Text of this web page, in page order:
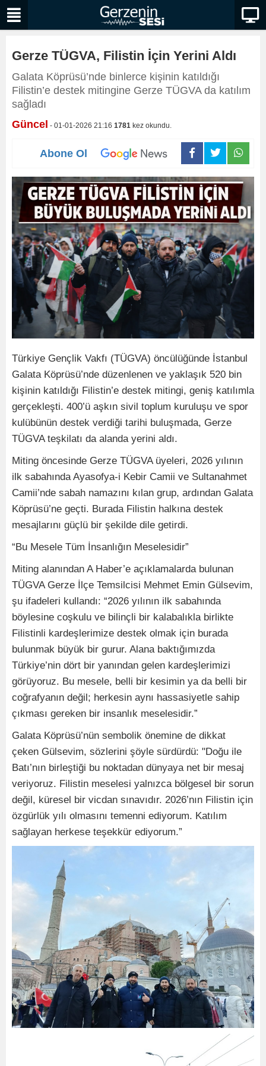
Gerze TÜGVA, Filistin İçin Yerini Aldı
Galata Köprüsü’nde binlerce kişinin katıldığı
Filistin’e destek mitingine Gerze TÜGVA da katılım
sağladı
Güncel - 01-01-2026 21:16 1781 kez okundu.
Abone Ol
Türkiye Gençlik Vakfı (TÜGVA) öncülüğünde İstanbul
Galata Köprüsü’nde düzenlenen ve yaklaşık 520 bin
kişinin katıldığı Filistin’e destek mitingi, geniş katılımla
gerçekleşti. 400’ü aşkın sivil toplum kuruluşu ve spor
kulübünün destek verdiği tarihi buluşmada, Gerze
TÜGVA teşkilatı da alanda yerini aldı.
Miting öncesinde Gerze TÜGVA üyeleri, 2026 yılının
ilk sabahında Ayasofya-i Kebir Camii ve Sultanahmet
Camii’nde sabah namazını kılan grup, ardından Galata
Köprüsü’ne geçti. Burada Filistin halkına destek
mesajlarını güçlü bir şekilde dile getirdi.
“Bu Mesele Tüm İnsanlığın Meselesidir”
Miting alanından A Haber’e açıklamalarda bulunan
TÜGVA Gerze İlçe Temsilcisi Mehmet Emin Gülsevim,
şu ifadeleri kullandı: “2026 yılının ilk sabahında
böylesine coşkulu ve bilinçli bir kalabalıkla birlikte
Filistinli kardeşlerimize destek olmak için burada
bulunmak büyük bir gurur. Alana baktığımızda
Türkiye’nin dört bir yanından gelen kardeşlerimizi
görüyoruz. Bu mesele, belli bir kesimin ya da belli bir
coğrafyanın değil; herkesin aynı hassasiyetle sahip
çıkması gereken bir insanlık meselesidir.”
Galata Köprüsü’nün sembolik önemine de dikkat
çeken Gülsevim, sözlerini şöyle sürdürdü: "Doğu ile
Batı’nın birleştiği bu noktadan dünyaya net bir mesaj
veriyoruz. Filistin meselesi yalnızca bölgesel bir sorun
değil, küresel bir vicdan sınavıdır. 2026’nın Filistin için
özgürlük yılı olmasını temenni ediyorum. Katılım
sağlayan herkese teşekkür ediyorum.”